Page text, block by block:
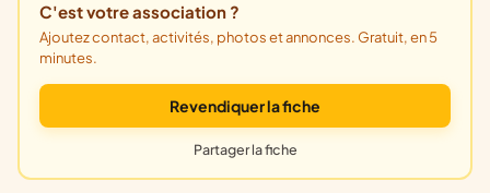
C'est votre association ?
Ajoutez contact, activités, photos et annonces. Gratuit, en 5
minutes.
Revendiquer la fiche
Partager la fiche